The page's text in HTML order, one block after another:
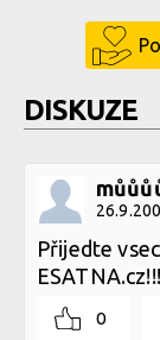
DISKUZE
Přijedte
0